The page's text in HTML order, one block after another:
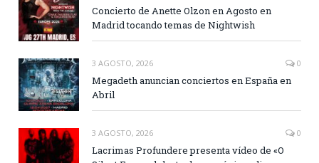
Concierto de Anette Olzon en Agosto en
Madrid tocando temas de Nightwish
3 AGOSTO, 2026 0
Megadeth anuncian conciertos en España en
Abril
3 AGOSTO, 2026 0
Lacrimas Profundere presenta vídeo de «O